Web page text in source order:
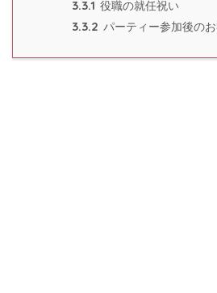
3.3.1 役職の就任祝い
3.3.2 パーティー参加後の